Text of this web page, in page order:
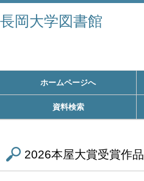
長岡大学図書館
ホームページへ
資料検索
2026本屋大賞受賞作品